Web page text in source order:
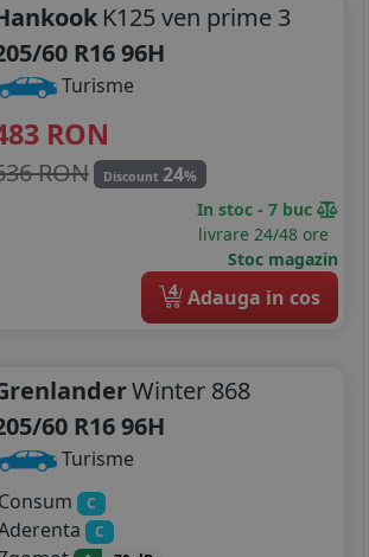
K125 ven prime 3
60 R16 96H
Turisme
RON
RON Discount 24%
In stoc - 7 buc
livrare 24/48 ore
Stoc magazin
4 Adauga in cos
Winter 868
60 R16 96H
Turisme
Consum
C
C